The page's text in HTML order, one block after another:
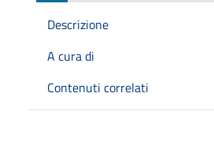
Descrizione
A cura di
Contenuti correlati